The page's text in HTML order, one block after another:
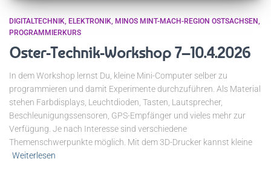
DIGITALTECHNIK ELEKTRONIK MINOS MINT-MACH-REGION OSTSACHSEN
PROGRAMMIERKURS
Oster-Technik-Workshop 7–10.4.2026
In dem Workshop lernst Du, kleine Mini-Computer selber zu
programmieren und damit Experimente durchzuführen. Als Material
stehen Farbdisplays, Leuchtdioden, Tasten, Lautsprecher,
Beschleunigungssensoren, GPS-Empfänger und vieles mehr zur
Verfügung. Je nach Interesse sind verschiedene
Themenschwerpunkte möglich. Mit dem 3D-Drucker kannst kleine
Weiterlesen